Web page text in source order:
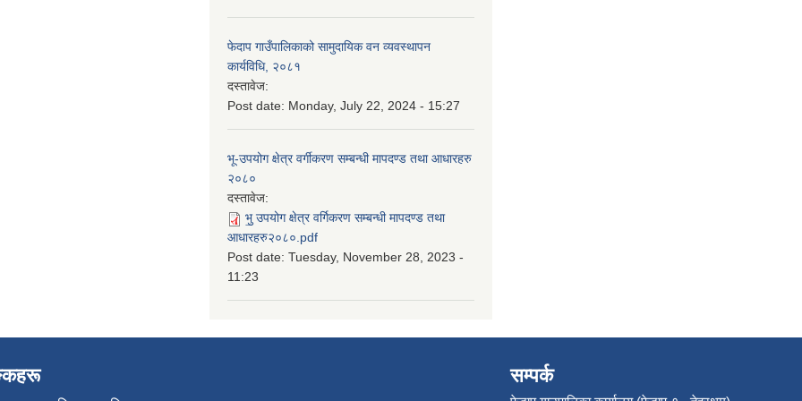
फेदाप गाउँपालिकाको सामुदायिक वन व्यवस्थापन
कार्यविधि, २०८१
दस्तावेज:
Post date: Monday, July 22, 2024 - 15:27
भू-उपयोग क्षेत्र वर्गीकरण सम्बन्धी मापदण्ड तथा आधारहरु
२०८०
दस्तावेज:
भु॒ उपयोग क्षेत्र वर्गिकरण सम्बन्धी मापदण्ड तथा
आधारहरु२०८०.pdf
Post date: Tuesday, November 28, 2023 -
11:23
सम्पर्क